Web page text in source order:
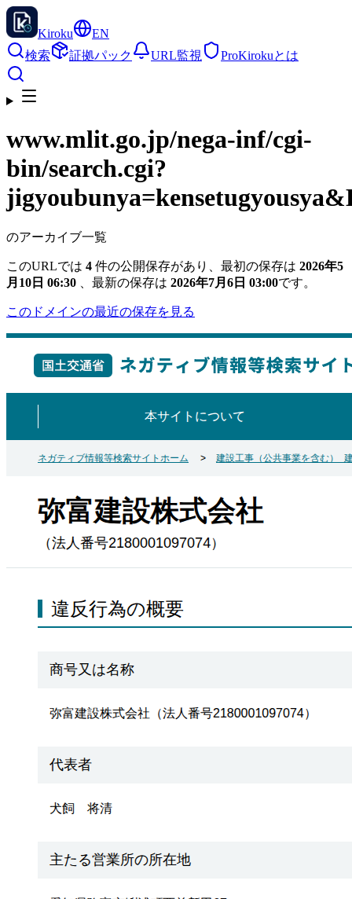
Kiroku
EN
検索
証拠パック URL監視 ProKirokuとは
www.mlit.go.jp/nega-inf/cgi-
bin/search.cgi?
のアーカイブ一覧
このURLでは 4 件の公開保存があり、最初の保存は 2026年5
月10日 06:30
、最新の保存は 2026年7月6日 03:00です。
このドメインの最近の保存を見る